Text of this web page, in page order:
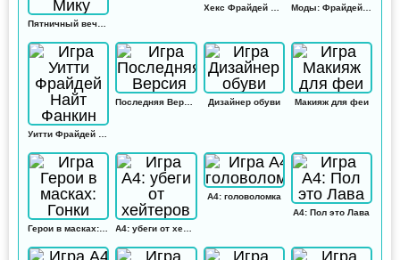
Моды: Фрайдей Найт Фанкин
Дизайнер обуви Макияж для феи
А4: головоломка
А4: Пол это Лава